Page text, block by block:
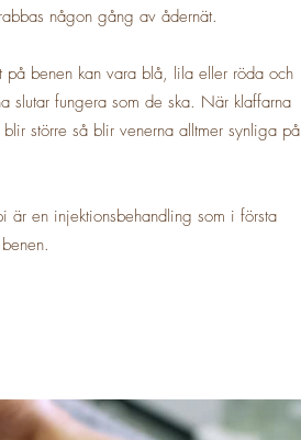
någon gång av ådernät.
på benen kan vara blå, lila eller röda och
slutar fungera som de ska. När klaffarna
större så blir venerna alltmer synliga på
är en injektionsbehandling som i första